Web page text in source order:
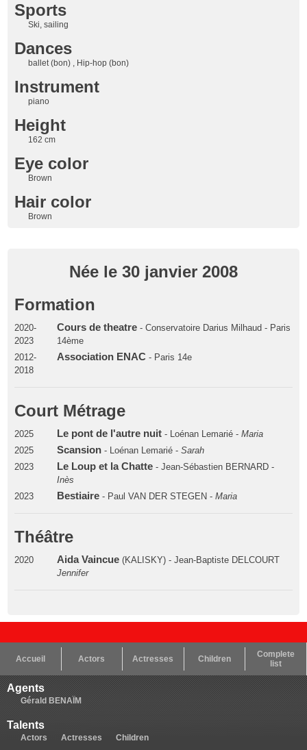
Sports
Ski, sailing
Dances
ballet (bon) , Hip-hop (bon)
Instrument
piano
Height
162 cm
Eye color
Brown
Hair color
Brown
Née le 30 janvier 2008
Formation
2020-
2023
Cours de theatre- Conservatoire Darius Milhaud - Paris
14ème
2012-
2018
Association ENAC- Paris 14e
Court Métrage
2025 Le pont de l'autre nuit- Loénan Lemarié - Maria
2025
Scansion- Loénan Lemarié - Sarah
2023
Le Loup et la Chatte- Jean-Sébastien BERNARD -
Inès
2023
Bestiaire- Paul VAN DER STEGEN - Maria
Théâtre
2020 Aida Vaincue(KALISKY) - Jean-Baptiste DELCOURT
Jennifer
Accueil Actors Actresses Children
Complete
list
Agents
Gérald BENAÏM
Talents
Actors Actresses Children